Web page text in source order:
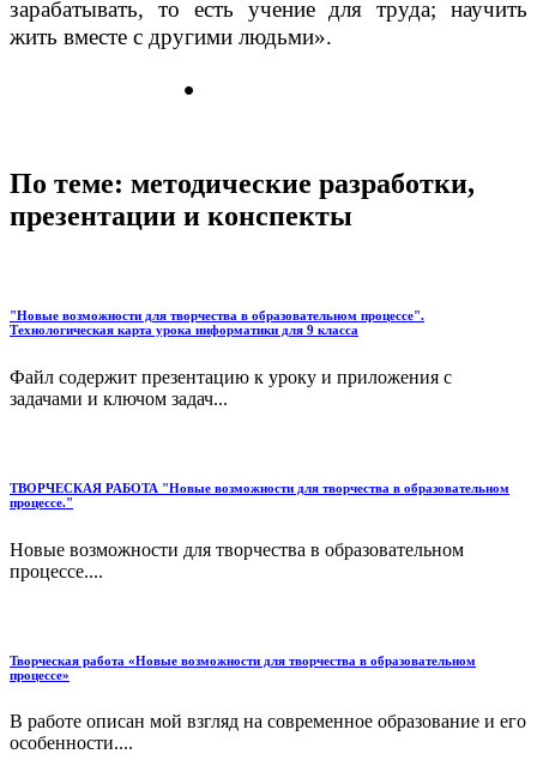
зарабатывать, то есть учение для труда; научить
жить вместе с другими людьми».
По теме: методические разработки,
презентации и конспекты
"Новые возможности для творчества в образовательном процессе".
Технологическая карта урока информатики для 9 класса
Файл содержит презентацию к уроку и приложения с
задачами и ключом задач...
ТВОРЧЕСКАЯ РАБОТА "Новые возможности для творчества в образовательном
процессе."
Новые возможности для творчества в образовательном
процессе....
Творческая работа «Новые возможности для творчества в образовательном
процессе»
В работе описан мой взгляд на современное образование и его
особенности....